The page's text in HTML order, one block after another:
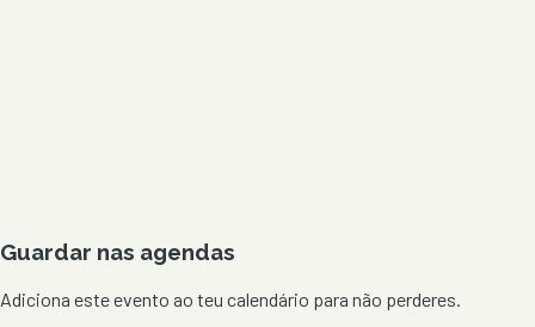
Guardar nas agendas
Adiciona este evento ao teu calendário para não perderes.